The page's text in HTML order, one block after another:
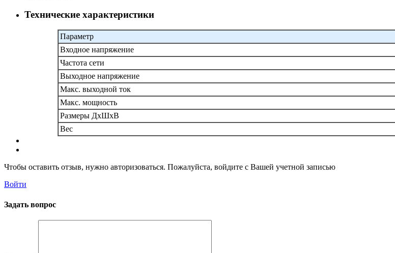
Технические характеристики
Параметр
Входное напряжение
Частота сети
Выходное напряжение
Макс. выходной ток
Макс. мощность
Размеры ДхШхВ
Вес
Чтобы оставить отзыв, нужно авторизоваться. Пожалуйста, войдите с Вашей учетной записью
Войти
Задать вопрос